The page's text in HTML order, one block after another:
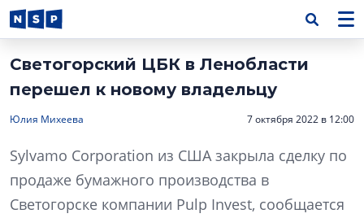
Светогорский ЦБК в Ленобласти
перешел к новому владельцу
Юлия Михеева 7 октября 2022 в 12:00
Sylvamo Corporation из США закрыла сделку по
продаже бумажного производства в
Светогорске компании Pulp Invest, сообщается